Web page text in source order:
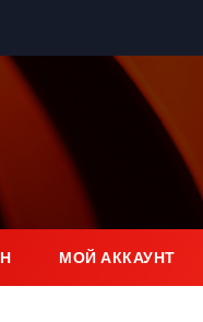
МОЙ АККАУНТ